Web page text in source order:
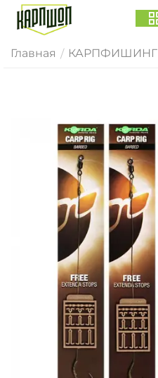
Главная / КАРПФИШИНГ